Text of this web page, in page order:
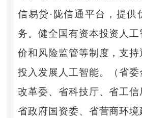
信易贷·陇信通平台，提供
务。健全国有资本投资人
价和风险监管等制度，支
投入发展人工智能。（省
改革委、省科技厅、省工信
省政府国资委、省营商环